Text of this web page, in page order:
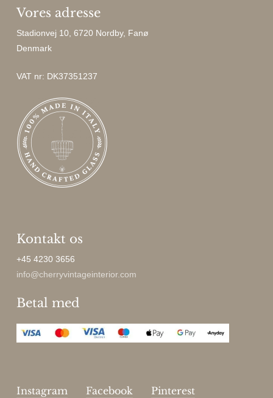
Vores adresse
Stadionvej 10, 6720 Nordby, Fanø
Denmark
VAT nr: DK37351237
Kontakt os
+45 4230 3656
info@cherryvintageinterior.com
Betal med
Instagram Facebook
Pinterest